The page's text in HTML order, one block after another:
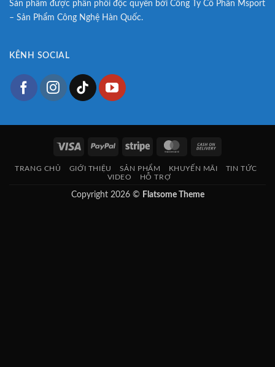
Sản phẩm được phân phối độc quyền bởi Công Ty Cổ Phần Msport
– Sản Phẩm Công Nghệ Hàn Quốc.
KÊNH SOCIAL
Visa PayPal Stripe MasterCard
Delivery
TRANG CHỦ GIỚI THIỆU SẢN PHẨM KHUYẾN MÃI
TIN TỨC
VIDEO
HỖ TRỢ
Copyright 2026 © Flatsome Theme